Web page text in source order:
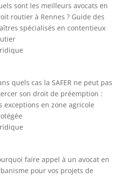
sont les meilleurs avocats en
routier à Rennes ? Guide des
spécialisés en contentieux
quels cas la SAFER ne peut pas
son droit de préemption :
exceptions en zone agricole
faire appel à un avocat en
pour vos projets de